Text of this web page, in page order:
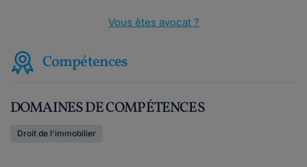
Vous êtes avocat ?
Compétences
DOMAINES DE COMPÉTENCES
Droit de l'immobilier